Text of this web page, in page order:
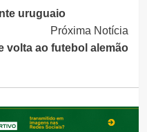
uruguaio
Próxima Notícia
volta ao futebol alemão